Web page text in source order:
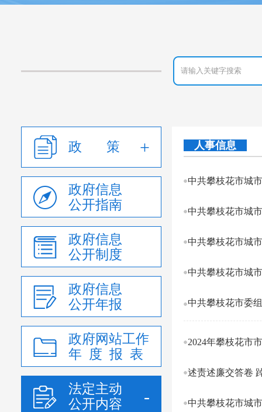
政 策
政府信息
公开指南
政府信息
公开制度
政府信息
公开年报
政府网站工作
年 度 报 表
法定主动
公开内容
人事信息
中共攀枝花市城
中共攀枝花市城
中共攀枝花市城
中共攀枝花市城
中共攀枝花市委
2024年攀枝花市
述责述廉交答卷
中共攀枝花市城